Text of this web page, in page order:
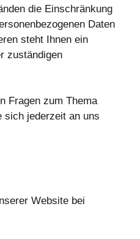
die Einschränkung
Daten
steht Ihnen ein
zuständigen
Fragen zum Thema
sich jederzeit an uns
Website bei